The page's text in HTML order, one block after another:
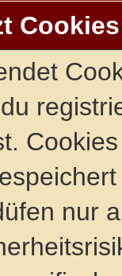
Cookies
nur